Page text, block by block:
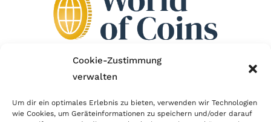
Cookie-Zustimmung
verwalten
Um dir ein optimales Erlebnis zu bieten, verwenden wir Technologien
wie Cookies, um Geräteinformationen zu speichern und/oder darauf
Der Händlerbund setzt sich für sicheren und